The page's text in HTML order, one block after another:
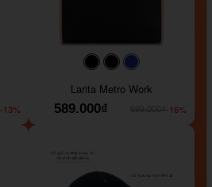
-13%
#000000#000000
Larita Metro Work
589.000₫
-16%